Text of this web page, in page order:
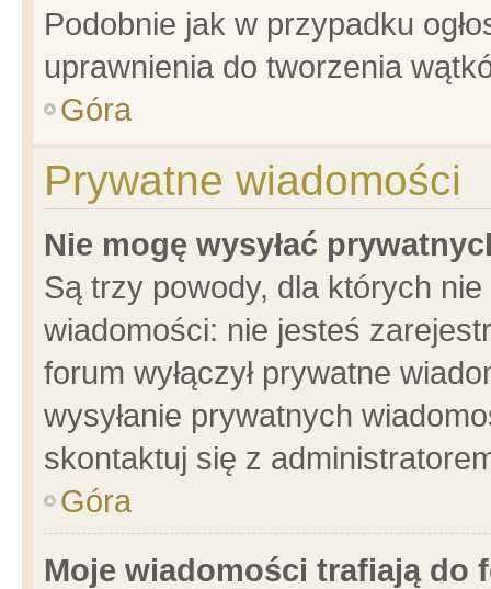
Podobnie jak w przypadku
uprawnienia do tworzenia
Góra
Prywatne wiadomości
Nie mogę wysyłać
Są trzy powody, dla których
wiadomości: nie jesteś
forum wyłączył prywatne
wysyłanie prywatnych
skontaktuj się z
Góra
Moje wiadomości trafiają do